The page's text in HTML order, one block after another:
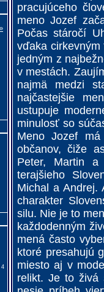
pracujúceho
meno Jozef
Počas stáročí
vďaka
jedným z
v mestách.
najmä medzi
najčastejšie
ustupuje
minulosť so
Meno Jozef
občanov, čiže
Peter, Martin a
terajšieho
Michal a Andrej.
charakter
silu. Nie je to
každodenným
mená často
ktoré presahujú
miesto aj v
relikt. Je to živá